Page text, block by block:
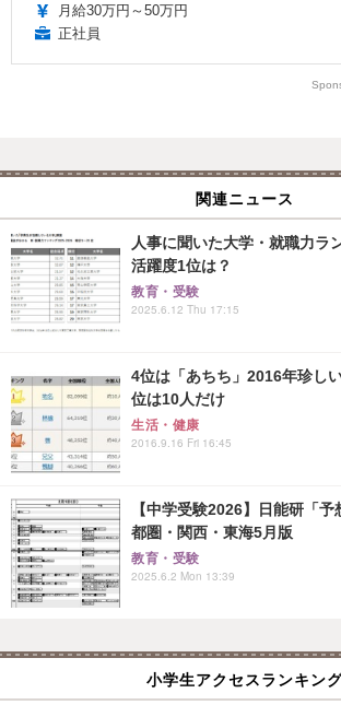
月給30万円～50万円
正社員
関連ニュース
人事に聞いた大学・就職力
活躍度1位は？
教育・受験
2025.6.12 Thu 17:15
4位は「あちち」2016年珍し
位は10人だけ
生活・健康
2016.9.16 Fri 16:45
【中学受験2026】日能研「
都圏・関西・東海5月版
教育・受験
2025.6.2 Mon 13:39
小学生アクセスランキン